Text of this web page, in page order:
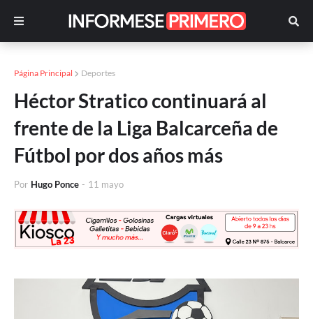
Página Principal Deportes
Héctor Stratico continuará al
frente de la Liga Balcarceña de
Fútbol por dos años más
Por Hugo Ponce - 11 mayo